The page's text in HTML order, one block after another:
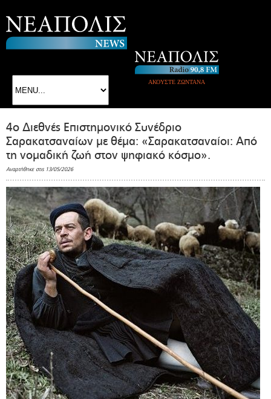
ΑΚΟΥΣΤΕ ΖΩΝΤΑΝΑ
4ο Διεθνές Επιστημονικό Συνέδριο
Σαρακατσαναίων με θέμα: «Σαρακατσαναίοι: Από
τη νομαδική ζωή στον ψηφιακό κόσμο».
Αναρτήθηκε στις 13/05/2026